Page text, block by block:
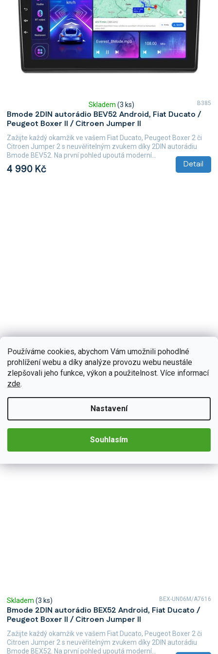
Používáme cookies, abychom Vám umožnili pohodlné
prohlížení webu a díky analýze provozu webu neustále
zlepšovali jeho funkce, výkon a použitelnost. Více informací
zde.
Nastavení
Souhlasím
Bmode 2DIN autorádio BEV52 Android, Fiat Ducato /
Peugeot Boxer II / Citroen Jumper II
hodnocení
produktu
je
5,0
z
hvězdiček.
Skladem (3 ks)
4 990 Kč Detail
Zažijte každý okamžik ve vašem Fiat Ducato, Peugeot Boxer 2 či
Citroen Jumper 2 s neuvěřitelným zvukem díky 2DIN autorádiu
Bmode BEV52. Na první pohled upoutá moderní...
B385
Bmode 2DIN autorádio BEV54 Android, Fiat Ducato /
Peugeot Boxer II / Citroen Jumper II
Skladem(>5 ks)
4 990 Kč
Zažijte každý okamžik ve vašem Fiat Ducato, Peugeot Boxer 2 či
Bmode 2DIN autorádio BEX52 Android, Fiat Ducato /
Peugeot Boxer II / Citroen Jumper II
Skladem (3 ks)
Zažijte každý okamžik ve vašem Fiat Ducato, Peugeot Boxer 2 či
Citroen Jumper 2 s neuvěřitelným zvukem díky 2DIN autorádiu
Bmode BEX52. Na první pohled upoutá moderní...
BEX-UN06M/A7616